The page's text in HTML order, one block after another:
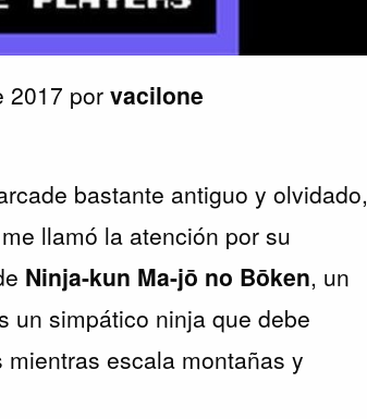
2017 porvacilone
bastante antiguo y olvidado,
llamó la atención por su
Ninja-kun Ma-jō no Bōken, un
un simpático ninja que debe
escala montañas y